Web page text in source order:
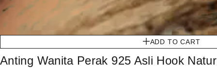
ADD TO CART
Anting Wanita Perak 925 Asli Hook